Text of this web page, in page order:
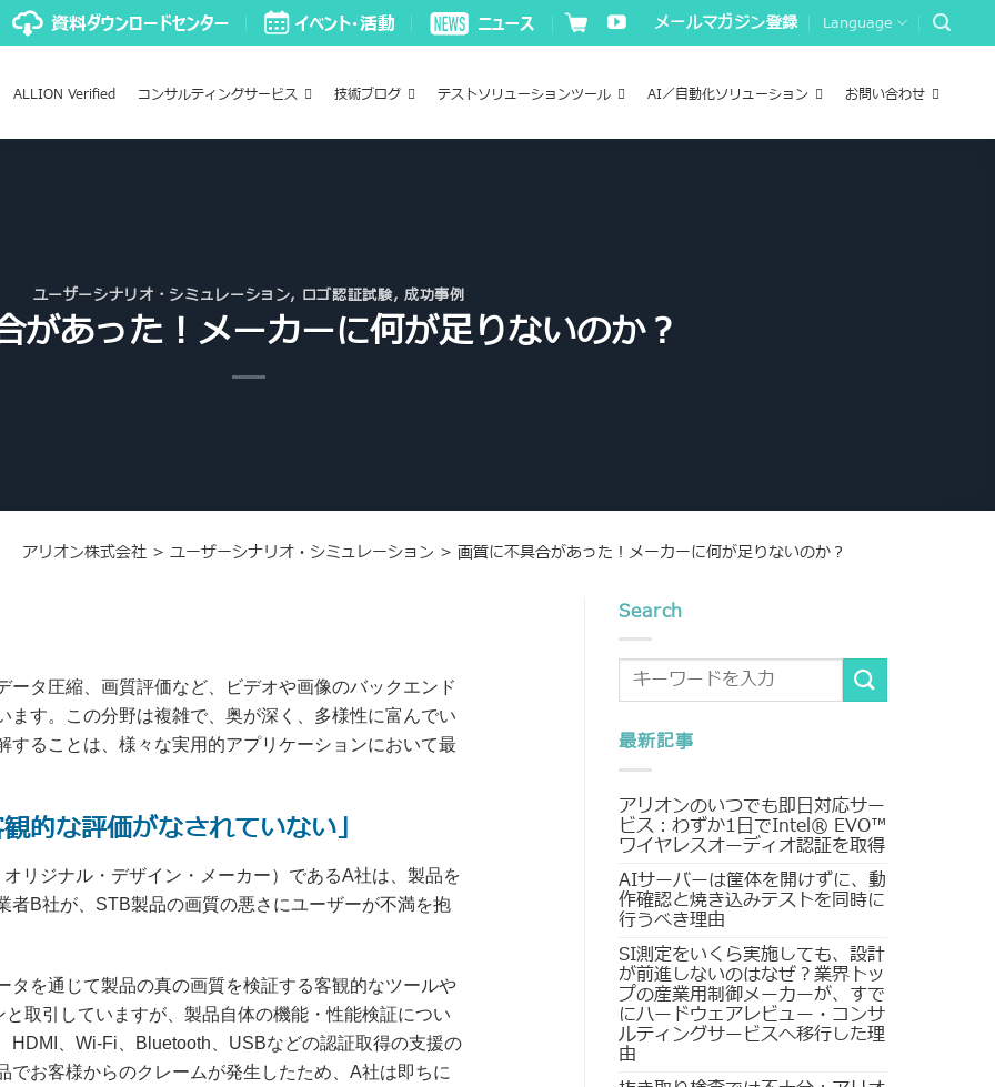
メールマガジン登録 Language
ALLION Verified コンサルティングサービス 技術ブログ テストソリューションツール AI／自動化ソリューション お問い合わせ
ユーザーシナリオ・シミュレーション, ロゴ認証試験, 成功事例
があった！メーカーに何が足りないのか？
アリオン株式会社> ユーザーシナリオ・シミュレーション > 画質に不具合があった！メーカーに何が足りないのか？
タ圧縮、画質評価など、ビデオや画像のバックエンド
す。この分野は複雑で、奥が深く、多様性に富んでい
ることは、様々な実用的アプリケーションにおいて最
的な評価がなされていない」
リジナル・デザイン・メーカー）であるA社は、製品を
者B社が、STB製品の画質の悪さにユーザーが不満を抱
を通じて製品の真の画質を検証する客観的なツールや
取引していますが、製品自体の機能・性能検証につい
HDMI、Wi-Fi、Bluetooth、USBなどの認証取得の支援の
お客様からのクレームが発生したため、A社は即ちに
Search
最新記事
アリオンのいつでも即日対応サー
ビス：わずか1日でIntel® EVO™
ワイヤレスオーディオ認証を取得
AIサーバーは筐体を開けずに、動
作確認と焼き込みテストを同時に
行うべき理由
SI測定をいくら実施しても、設計
が前進しないのはなぜ？業界トッ
プの産業用制御メーカーが、すで
にハードウェアレビュー・コンサ
ルティングサービスへ移行した理
由